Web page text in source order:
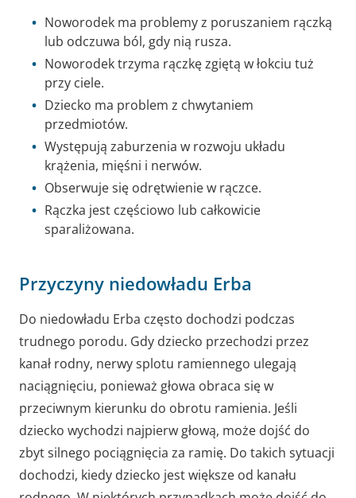
Noworodek ma problemy z poruszaniem rączką
lub odczuwa ból, gdy nią rusza.
Noworodek trzyma rączkę zgiętą w łokciu tuż
przy ciele.
Dziecko ma problem z chwytaniem
przedmiotów.
Występują zaburzenia w rozwoju układu
krążenia, mięśni i nerwów.
Obserwuje się odrętwienie w rączce.
Rączka jest częściowo lub całkowicie
sparaliżowana.
Przyczyny niedowładu Erba
Do niedowładu Erba często dochodzi podczas
trudnego porodu. Gdy dziecko przechodzi przez
kanał rodny, nerwy splotu ramiennego ulegają
naciągnięciu, ponieważ głowa obraca się w
przeciwnym kierunku do obrotu ramienia. Jeśli
dziecko wychodzi najpierw głową, może dojść do
zbyt silnego pociągnięcia za ramię. Do takich sytuacji
dochodzi, kiedy dziecko jest większe od kanału